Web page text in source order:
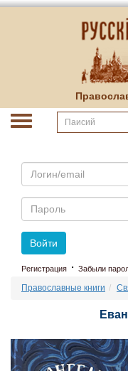
Email
Пароль
Войти
Регистрация · Забыли
Православные книги